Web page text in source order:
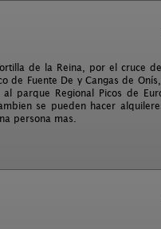
de la Reina, por el cruce de
de Fuente De y Cangas de
parque Regional Picos de
se pueden hacer
persona mas.